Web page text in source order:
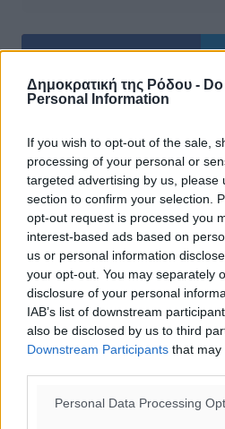
Δημοκρατική της Ρόδου -
Personal Information
If you wish to opt-out of the sale,
processing of your personal or
targeted advertising by us, please
section to confirm your selection.
opt-out request is processed you
interest-based ads based on
us or personal information
your opt-out. You may separately
disclosure of your personal
IAB’s list of downstream
also be disclosed by us to third
Downstream Participants that may
Personal Data Processing
0
ΣΧΕΤΙΚΆ
Νίκος Παπανδρέου: «Η χώρα μας
ενημερώσει τους εταίρους μας τι